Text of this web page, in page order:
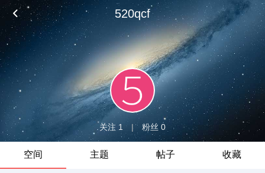
520qcf
关注 1 | 粉丝 0
空间 主题 帖子 收藏